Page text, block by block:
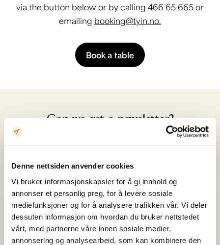
Denne nettsiden anvender cookies
Vi bruker informasjonskapsler for å gi innhold og
annonser et personlig preg, for å levere sosiale
mediefunksjoner og for å analysere trafikken vår. Vi deler
dessuten informasjon om hvordan du bruker nettstedet
vårt, med partnerne våre innen sosiale medier,
annonsering og analysearbeid, som kan kombinere den
via the button below or by calling 466 65 665 or
emailing booking@tyin.no.
Book a table
Can we get a newsletter?
By signing up, you agree that we can send you current
offers and news from Tyin-Filefjell. You can unsubscribe at
any time.